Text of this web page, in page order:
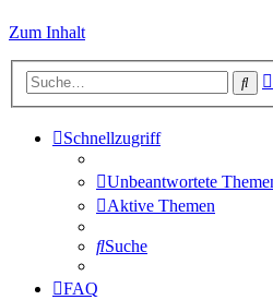
Zum Inhalt
Schnellzugriff
Unbeantwortete
Aktive Themen
Suche
FAQ